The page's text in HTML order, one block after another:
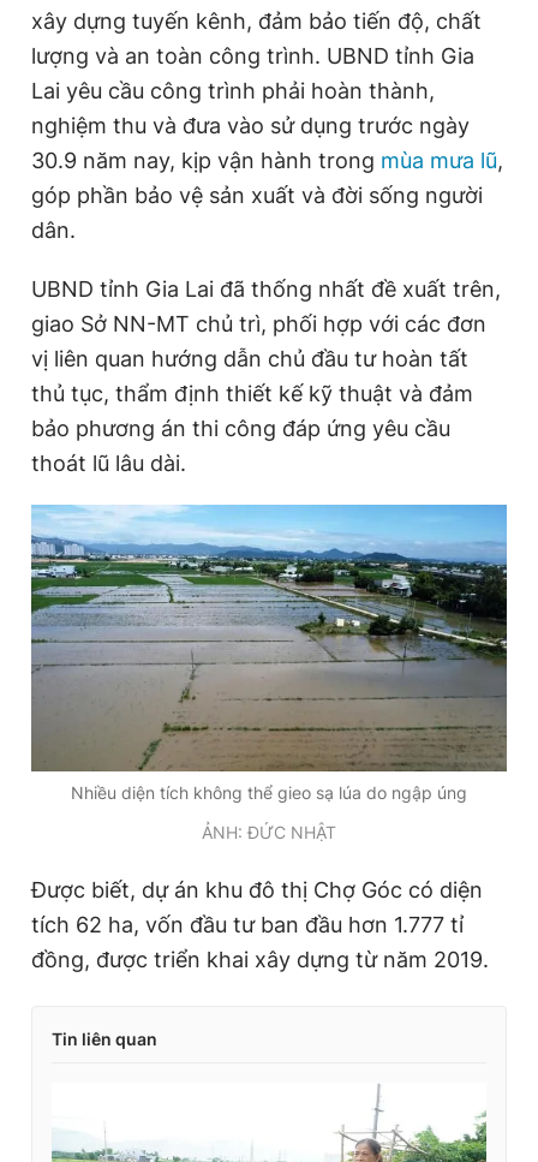
xây dựng tuyến kênh, đảm bảo tiến độ, chất
lượng và an toàn công trình. UBND tỉnh Gia
Lai yêu cầu công trình phải hoàn thành,
nghiệm thu và đưa vào sử dụng trước ngày
30.9 năm nay, kịp vận hành trong mùa mưa lũ,
góp phần bảo vệ sản xuất và đời sống người
dân.
UBND tỉnh Gia Lai đã thống nhất đề xuất trên,
giao Sở NN-MT chủ trì, phối hợp với các đơn
vị liên quan hướng dẫn chủ đầu tư hoàn tất
thủ tục, thẩm định thiết kế kỹ thuật và đảm
bảo phương án thi công đáp ứng yêu cầu
thoát lũ lâu dài.
Nhiều diện tích không thể gieo sạ lúa do ngập úng
ẢNH: ĐỨC NHẬT
Được biết, dự án khu đô thị Chợ Góc có diện
tích 62 ha, vốn đầu tư ban đầu hơn 1.777 tỉ
đồng, được triển khai xây dựng từ năm 2019.
Tin liên quan